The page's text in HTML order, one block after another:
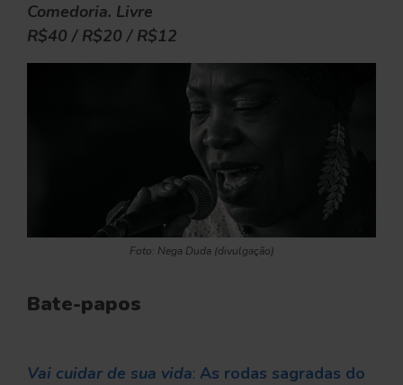
Comedoria. Livre
R$40 / R$20 / R$12
Foto: Nega Duda (divulgação)
Bate-papos
Vai cuidar de sua vida: As rodas sagradas do